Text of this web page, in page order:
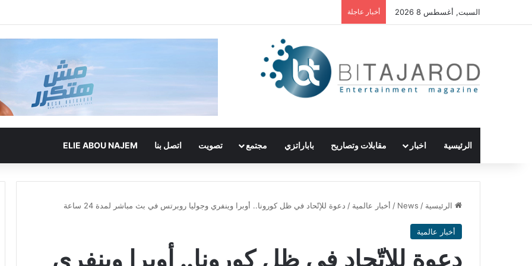
السبت, أغسطس 8 2026 أخبار عاجلة
الرئيسية اخبار مقابلات وتصاريح باباراتزي مجتمع تصويت اتصل بنا ELIE ABOU NAJEM
الرئيسية /
News
/ أخبار عالمية / دعوة للإتّحاد في ظل كورونا.. أوبرا وينفري وجوليا روبرتس في بث مباشر لمدة 24 ساعة
أخبار عالمية
دعوة للإتّحاد في ظل كورونا.. أوبرا وينفري